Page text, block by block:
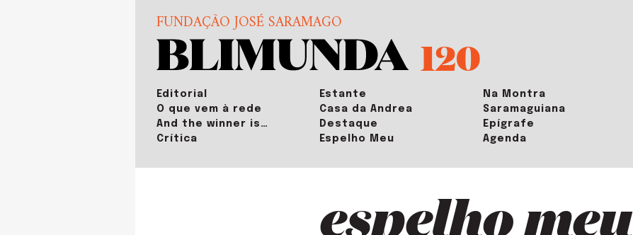
FUNDAÇÃO JOSÉ SARAMAGO
120
Editorial
O que vem à rede
And the winner is…
Crítica
Estante
Casa da Andrea
Destaque
Espelho Meu
Na Montra
Saramaguiana
Epígrafe
Agenda
espelho meu